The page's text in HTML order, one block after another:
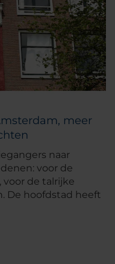
meer
naar
voor de
de talrijke
De hoofdstad heeft